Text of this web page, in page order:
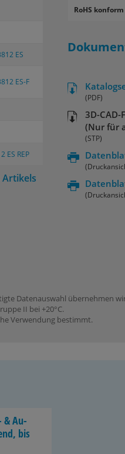
ES
ES-F
ES REP
Artikels
RoHS konform
(PDF)
3D-
(Nur für
(STP)
Datenauswahl übernehmen
II bei +20°C.
Verwendung bestimmt.
& Au­
bis